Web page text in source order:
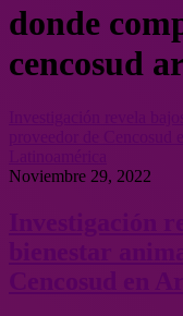
donde
cencosud
Noviembre 29, 2022